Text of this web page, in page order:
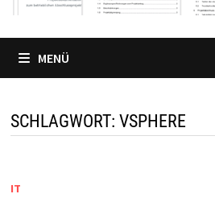
MENÜ
SCHLAGWORT: VSPHERE
IT